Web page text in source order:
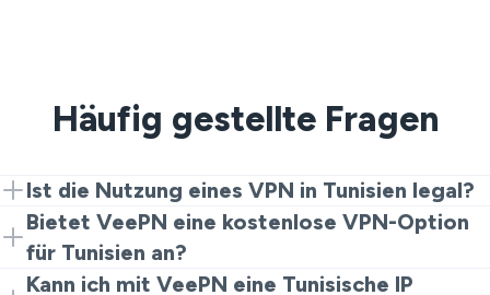
Häufig gestellte Fragen
Ist die Nutzung eines VPN in Tunisien legal?
Es gibt kein Verbot der Nutzung eines VPN-Tunesien-
VPN für Datenschutz und Sicherheit. Aber das
bedeutet nicht, dass Sie die lokalen Gesetze
Bietet VeePN eine kostenlose VPN-Option
für Tunisien an?
Ja. Die Browser-Erweiterung kann eine einfache
Kann ich mit VeePN eine Tunisische IP